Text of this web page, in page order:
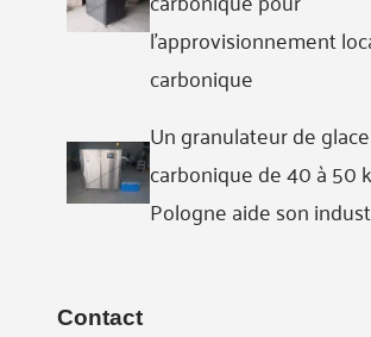
l'approvisionnement
carbonique
Un granulateur de glace
carbonique de 40 à 50
Pologne aide son
Contact